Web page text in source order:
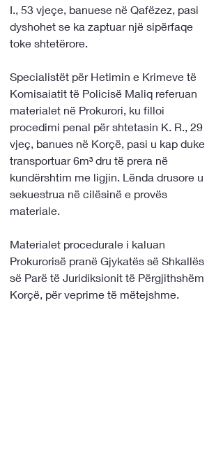
I., 53 vjeçe, banuese në Qafëzez, pasi
dyshohet se ka zaptuar një sipërfaqe
toke shtetërore.
Specialistët për Hetimin e Krimeve të
Komisaiatit të Policisë Maliq referuan
materialet në Prokurori, ku filloi
procedimi penal për shtetasin K. R., 29
vjeç, banues në Korçë, pasi u kap duke
transportuar 6m³ dru të prera në
kundërshtim me ligjin. Lënda drusore u
sekuestrua në cilësinë e provës
materiale.
Materialet procedurale i kaluan
Prokurorisë pranë Gjykatës së Shkallës
së Parë të Juridiksionit të Përgjithshëm
Korçë, për veprime të mëtejshme.